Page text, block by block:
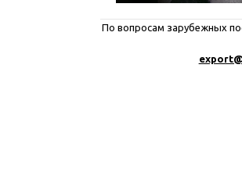
По вопросам зарубежных